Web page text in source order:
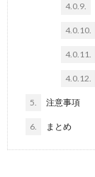
4.0.9.
4.0.10.
4.0.11.
4.0.12.
5. 注意事項
6. まとめ